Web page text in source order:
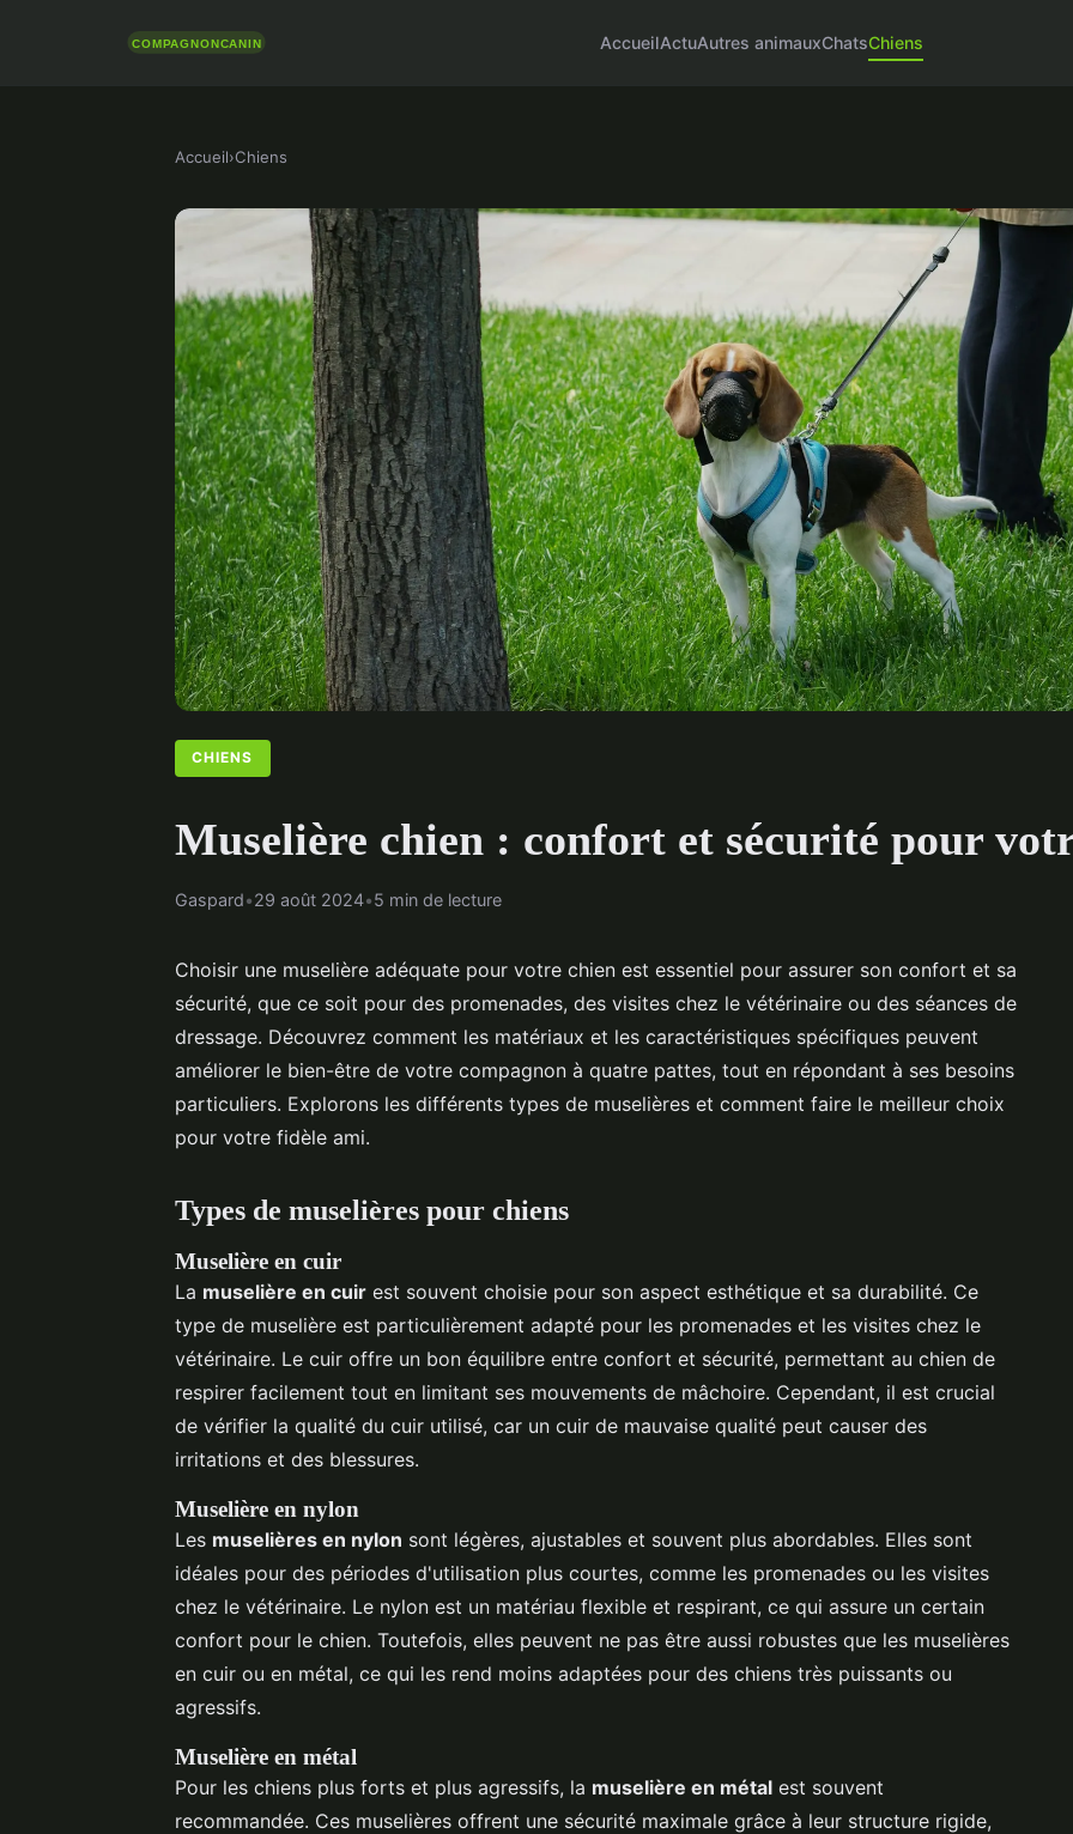
AccueilActuAutres animauxChatsChiens
Accueil›Chiens
CHIENS
Muselière chien : confort et sécurité pour
Gaspard•29 août 2024•5 min de lecture
Choisir une muselière adéquate pour votre chien est essentiel pour assurer son confort et sa
sécurité, que ce soit pour des promenades, des visites chez le vétérinaire ou des séances de
dressage. Découvrez comment les matériaux et les caractéristiques spécifiques peuvent
améliorer le bien-être de votre compagnon à quatre pattes, tout en répondant à ses besoins
particuliers. Explorons les différents types de muselières et comment faire le meilleur choix
pour votre fidèle ami.
Types de muselières pour chiens
Muselière en cuir
La muselière en cuir est souvent choisie pour son aspect esthétique et sa durabilité. Ce
type de muselière est particulièrement adapté pour les promenades et les visites chez le
vétérinaire. Le cuir offre un bon équilibre entre confort et sécurité, permettant au chien de
respirer facilement tout en limitant ses mouvements de mâchoire. Cependant, il est crucial
de vérifier la qualité du cuir utilisé, car un cuir de mauvaise qualité peut causer des
irritations et des blessures.
Muselière en nylon
Les muselières en nylon sont légères, ajustables et souvent plus abordables. Elles sont
idéales pour des périodes d'utilisation plus courtes, comme les promenades ou les visites
chez le vétérinaire. Le nylon est un matériau flexible et respirant, ce qui assure un certain
confort pour le chien. Toutefois, elles peuvent ne pas être aussi robustes que les muselières
en cuir ou en métal, ce qui les rend moins adaptées pour des chiens très puissants ou
agressifs.
Muselière en métal
Pour les chiens plus forts et plus agressifs, la muselière en métal est souvent
recommandée. Ces muselières offrent une sécurité maximale grâce à leur structure rigide,